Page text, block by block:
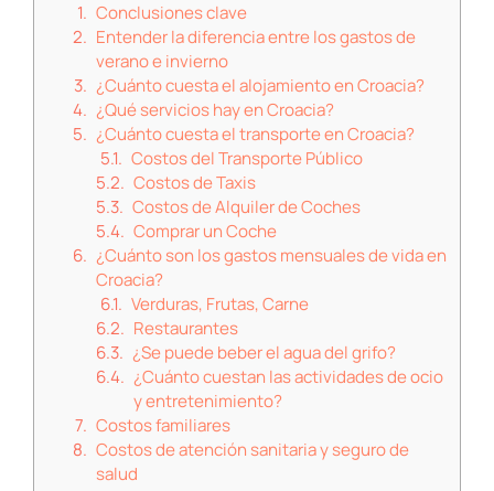
Conclusiones clave
Entender la diferencia entre los gastos de
verano e invierno
¿Cuánto cuesta el alojamiento en Croacia?
¿Qué servicios hay en Croacia?
¿Cuánto cuesta el transporte en Croacia?
Costos del Transporte Público
Costos de Taxis
Costos de Alquiler de Coches
Comprar un Coche
¿Cuánto son los gastos mensuales de vida en
Croacia?
Verduras, Frutas, Carne
Restaurantes
¿Se puede beber el agua del grifo?
¿Cuánto cuestan las actividades de ocio
y entretenimiento?
Costos familiares
Costos de atención sanitaria y seguro de
salud